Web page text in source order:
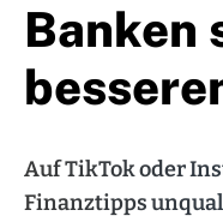
Banken
Auf TikTok oder
Finanztipps